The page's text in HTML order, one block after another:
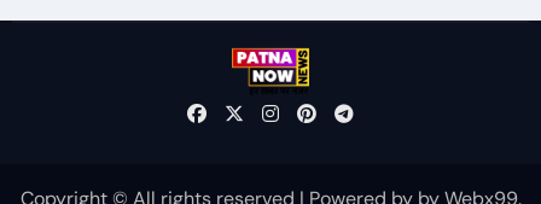
Copyright © All rights reserved | Powered by byWebx99.